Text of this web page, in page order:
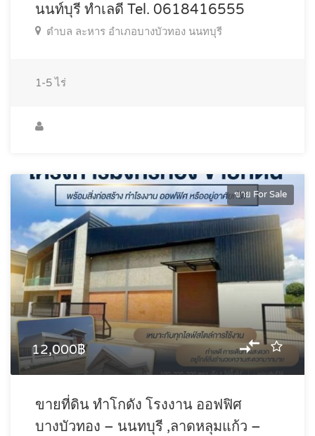
นนท์บุรี ทำเลดี Tel. 0618416555
ตำบล ละหาร อำเภอบางบัวทอง นนทบุรี
1-5ไร่
ขาย For Sale
12,000฿
ขายที่ดิน ทำโกดัง โรงงาน ออฟฟิศ
บางบัวทอง – นนทบุรี ,ลาดหลุมแก้ว –